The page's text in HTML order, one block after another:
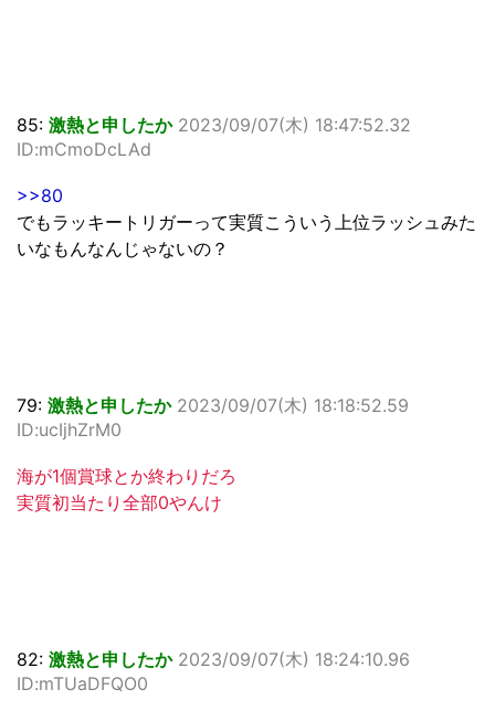
85: 激熱と申したか 2023/09/07(木) 18:47:52.32
ID:mCmoDcLAd
>>80
でもラッキートリガーって実質こういう上位ラッシュみた
いなもんなんじゃないの？
79: 激熱と申したか 2023/09/07(木) 18:18:52.59
ID:ucIjhZrM0
海が1個賞球とか終わりだろ
実質初当たり全部0やんけ
82: 激熱と申したか 2023/09/07(木) 18:24:10.96
ID:mTUaDFQO0